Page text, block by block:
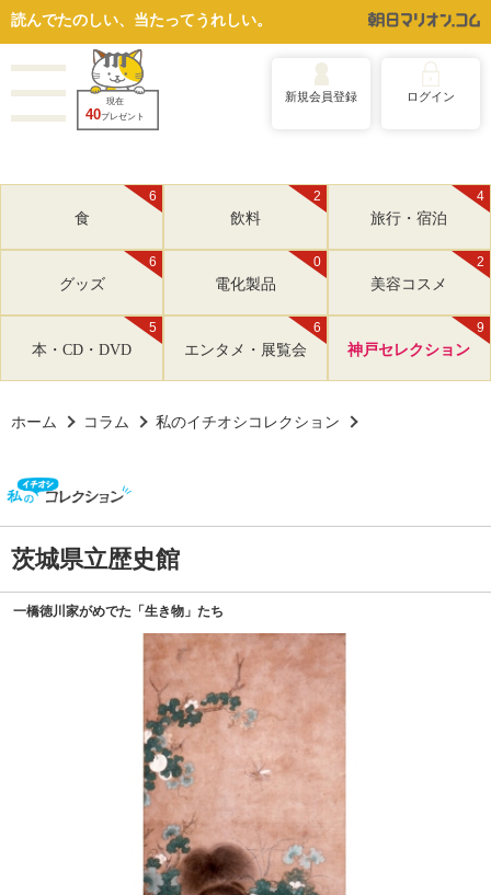
読んでたのしい、当たってうれしい。
現在
40プレゼント
新規会員登録 ログイン
6
食
2
飲料
4
旅行・宿泊
6
グッズ
0
電化製品
2
美容コスメ
5
本・CD・DVD
6
エンタメ・展覧会
9
神戸セレクション
ホーム コラム 私のイチオシコレクション
茨城県立歴史館
一橋徳川家がめでた「生き物」たち